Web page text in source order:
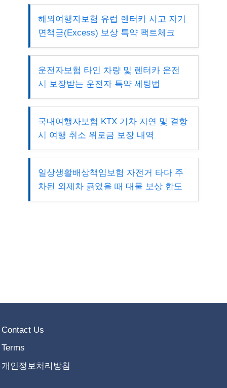
해외여행자보험 유럽 렌터카 사고 자기
면책금(Excess) 보상 특약 팩트체크
운전자보험 타인 차량 및 렌터카 운전
시 보장받는 운전자 특약 세팅법
국내여행자보험 KTX 기차 지연 및 결항
시 여행 취소 위로금 보장 내역
일상생활배상책임보험 자전거 타다 주
차된 외제차 긁었을 때 대물 보상 한도
Contact Us
Terms
개인정보처리방침